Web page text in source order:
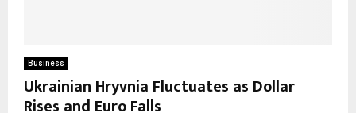
Business
Ukrainian Hryvnia Fluctuates as Dollar
Rises and Euro Falls